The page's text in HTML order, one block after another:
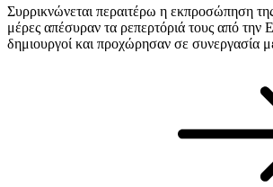
Συρρικνώνεται περαιτέρω η εκπροσώπηση
μέρες απέσυραν τα ρεπερτόριά τους από
δημιουργοί και προχώρησαν σε συνεργασία